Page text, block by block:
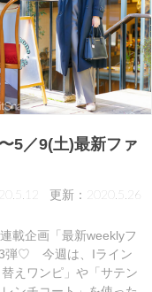
5／9(土)最新ファ
更新：2020.5.26
載企画「最新weeklyフ
弾♡ 今週は、Iライン
えワンピ」や「サテン